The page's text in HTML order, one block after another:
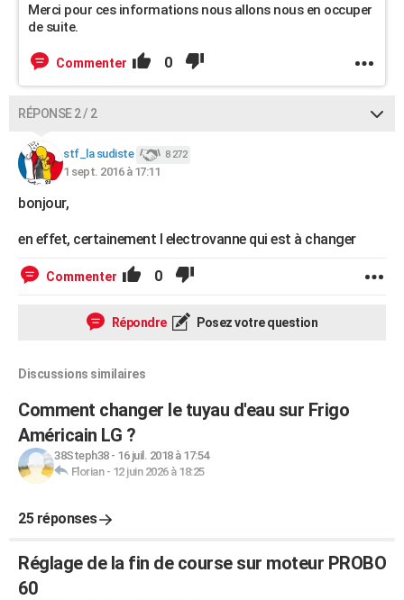
Merci pour ces informations nous allons nous en occuper
de suite.
Commenter 0
RÉPONSE 2 / 2
stf_la sudiste 8 272
1 sept. 2016 à 17:11
bonjour,
en effet, certainement l electrovanne qui est à changer
Commenter 0
Répondre Posez votre question
Discussions similaires
Comment changer le tuyau d'eau sur Frigo
Américain LG ?
38Steph38- 16 juil. 2018 à 17:54
Florian- 12 juin 2026 à 18:25
25 réponses
Réglage de la fin de course sur moteur PROBO
60